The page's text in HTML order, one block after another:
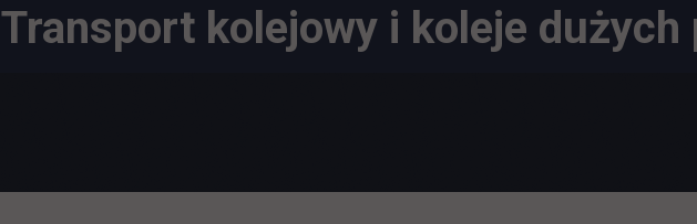
Transport kolejowy i koleje dużych